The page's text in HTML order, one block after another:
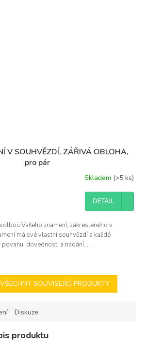
V SOUHVĚZDÍ, ZÁŘIVÁ OBLOHA,
pro pár
Skladem (>5 ks)
DETAIL
Vašeho znamení, zakresleného v
má své vlastní souhvězdí a každé
dovednosti a nadání....
SOUVISEJÍCÍ PRODUKTY
Diskuze
produktu